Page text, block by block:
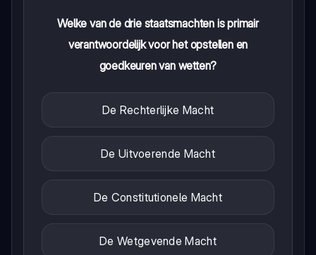
Welke van de drie staatsmachten is primair
verantwoordelijk voor het opstellen en
goedkeuren van wetten?
De Rechterlijke Macht
De Uitvoerende Macht
De Constitutionele Macht
De Wetgevende Macht